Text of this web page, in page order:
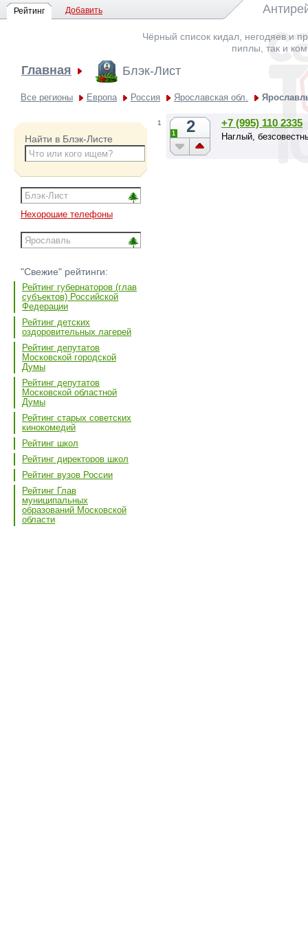
Рейтинг Добавить
Чёрный список кидал, негодяев и
пиплы, так и
Главная Блэк-Лист
Все регионы Европа Россия Ярославская обл.
Найти в Блэк-Листе
Нехорошие телефоны
"Свежие" рейтинги:
Рейтинг губернаторов (глав
субъектов) Российской
Федерации
Рейтинг детских
оздоровительных лагерей
Рейтинг депутатов
Московской городской
Думы
Рейтинг депутатов
Московской областной
Думы
Рейтинг старых советских
кинокомедий
Рейтинг школ
Рейтинг директоров школ
Рейтинг вузов России
Рейтинг Глав
муниципальных
образований Московской
области
1 2
1
+7 (995) 110 2335
Наглый,